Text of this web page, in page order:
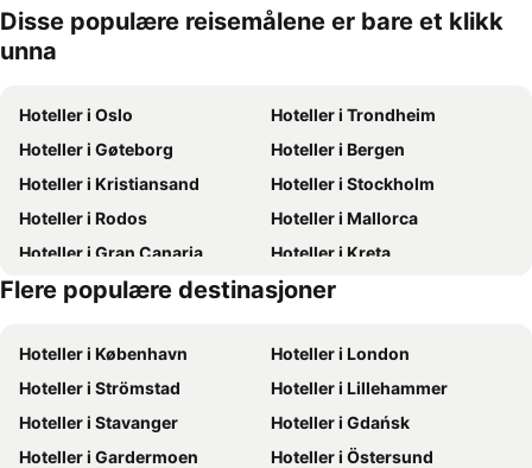
Disse populære reisemålene er bare et klikk
unna
Hoteller i Oslo
Hoteller i Trondheim
Hoteller i Gøteborg
Hoteller i Bergen
Hoteller i Kristiansand
Hoteller i Stockholm
Hoteller i Rodos
Hoteller i Mallorca
Hoteller i Gran Canaria
Hoteller i Kreta
Hoteller i Oslo
Hoteller i Hellas
Flere populære destinasjoner
Hoteller i København
Hoteller i London
Hoteller i Strömstad
Hoteller i Lillehammer
Hoteller i Stavanger
Hoteller i Gdańsk
Hoteller i Gardermoen
Hoteller i Östersund